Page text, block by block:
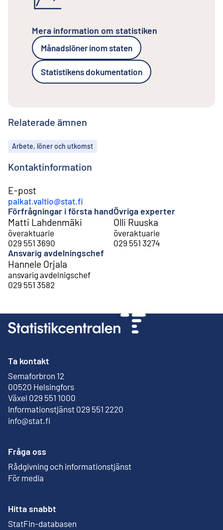
Mera information om statistiken
Månadslöner inom staten
Statistikens dokumentation
Relaterade ämnen
Ämnen
Arbete, löner och utkomst
Kontaktinformation
E-post
palkat.valtio@stat.fi
Förfrågningar i första hand
Matti Lahdenmäki
överaktuarie
029 551 3690
Övriga experter
Olli Ruuska
överaktuarie
029 551 3274
Ansvarig avdelningschef
Hannele Orjala
ansvarig avdelnigschef
029 551 3582
Ta kontakt
Semaforbron 12
00520 Helsingfors
Extern länk
Växel 029 551 1000
Informationstjänst 029 551 2220
info@stat.fi
Fråga oss
Rådgivning och informationstjänst
För media
Hitta snabbt
StatFin-databasen